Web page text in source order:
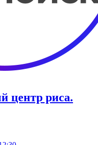
центр риса.